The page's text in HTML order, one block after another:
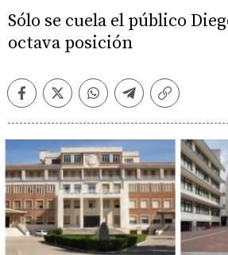
Sólo se cuela el público
octava posición
FacebookTwitterWhatsappTelegramCopiar